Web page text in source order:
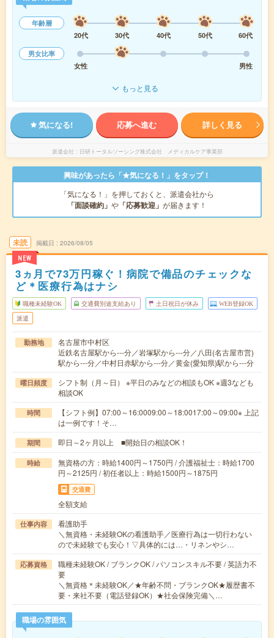
年齢層
20代
30代 40代 50代
60代
男女比率
女性
男性
もっと見る
気になる! 応募へ進む 詳しく見る
派遣会社 日研トータルソーシング株式会社 メディカルケア事業部
興味があったら「★気になる！」をタップ！
「気になる！」を押しておくと、派遣会社から
「面談確約」 や 「応募歓迎」 が届きます！
未読
NEW
掲載日 2026/08/05
3ヵ月で73万円稼ぐ！病院で備品のチェックな
ど＊医療行為はナシ
職種未経験OK 交通費別途支給あり 土日祝日が休み WEB登録OK
派遣
勤務地
名古屋市中村区
近鉄名古屋駅から---分／岩塚駅から---分／八田(名古屋市営)
駅から---分／中村日赤駅から---分／黄金(愛知県)駅から---分
曜日頻度
シフト制（月～日） ※平日のみなどの相談もOK ※週3なども
相談OK
時間
【シフト例】07:00～16:0009:00～18:0017:00～09:00※ 上記
は一例です！そ…
期間 即日～2ヶ月以上 ■開始日の相談OK！
時給
無資格の方：時給1400円～1750円 / 介護福祉士：時給1700
円～2125円 / 初任者以上：時給1500円～1875円
交通費
全額支給
仕事内容
看護助手
＼無資格・未経験OKの看護助手／医療行為は一切行わない
ので未経験でも安心！▽具体的には…・リネンやシ…
応募資格
職種未経験OK / ブランクOK / パソコンスキル不要 / 英語力不
要
＼無資格＊未経験OK／★年齢不問・ブランクOK★履歴書不
要・来社不要（電話登録OK）★社会保険完備＼…
職場の雰囲気